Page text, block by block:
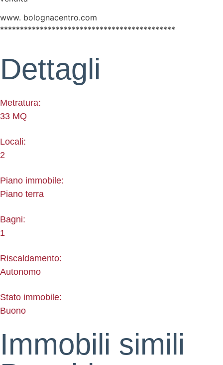
www. bolognacentro.com
********************************************
Dettagli
Metratura:
33 MQ
Locali:
2
Piano immobile:
Piano terra
Bagni:
1
Riscaldamento:
Autonomo
Stato immobile:
Buono
Immobili simili